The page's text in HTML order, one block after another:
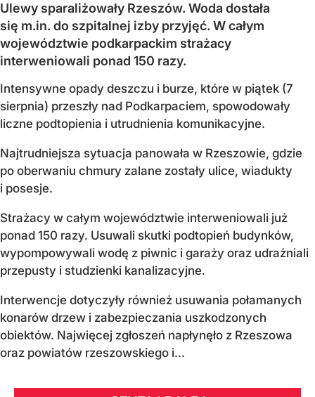
Ulewy sparaliżowały Rzeszów. Woda dostała
się m.in. do szpitalnej izby przyjęć. W całym
województwie podkarpackim strażacy
interweniowali ponad 150 razy.
Intensywne opady deszczu i burze, które w piątek (7
sierpnia) przeszły nad Podkarpaciem, spowodowały
liczne podtopienia i utrudnienia komunikacyjne.
Najtrudniejsza sytuacja panowała w Rzeszowie, gdzie
po oberwaniu chmury zalane zostały ulice, wiadukty
i posesje.
Strażacy w całym województwie interweniowali już
ponad 150 razy. Usuwali skutki podtopień budynków,
wypompowywali wodę z piwnic i garaży oraz udrażniali
przepusty i studzienki kanalizacyjne.
Interwencje dotyczyły również usuwania połamanych
konarów drzew i zabezpieczania uszkodzonych
obiektów. Najwięcej zgłoszeń napłynęło z Rzeszowa
oraz powiatów rzeszowskiego i...